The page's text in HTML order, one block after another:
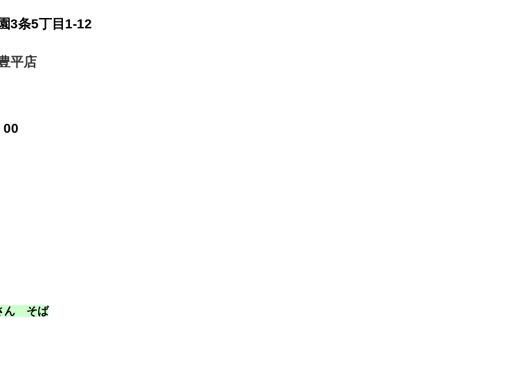
3条5丁目1-12
平店
00
ん そば